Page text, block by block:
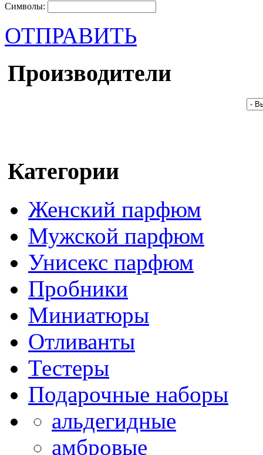
Символы:
ОТПРАВИТЬ
Производители
Категории
Женский парфюм
Мужской парфюм
Унисекс парфюм
Пробники
Миниатюры
Отливанты
Тестеры
Подарочные наборы
альдегидные
амбровые